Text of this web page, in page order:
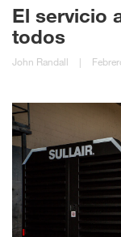
El servicio
todos
John Randall |